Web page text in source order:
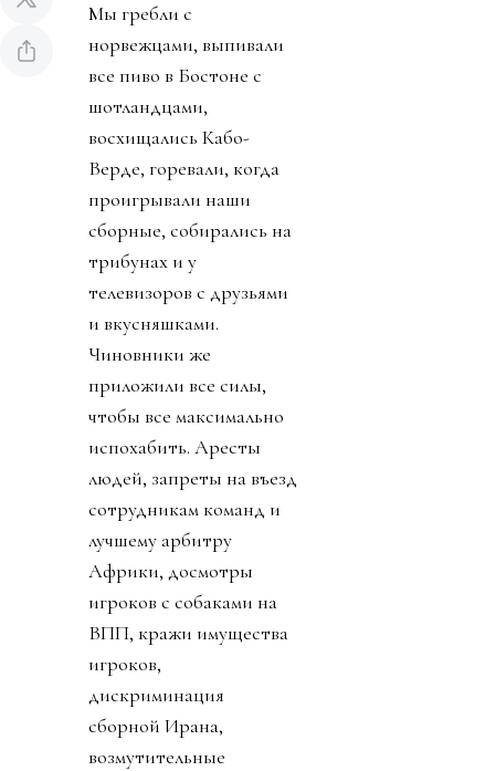
Мы гребли с
норвежцами, выпивали
все пиво в Бостоне с
шотландцами,
восхищались Кабо-
Верде, горевали, когда
проигрывали наши
сборные, собирались на
трибунах и у
телевизоров с друзьями
и вкусняшками.
Чиновники же
приложили все силы,
чтобы все максимально
испохабить. Аресты
людей, запреты на въезд
сотрудникам команд и
лучшему арбитру
Африки, досмотры
игроков с собаками на
ВПП, кражи имущества
игроков,
дискриминация
сборной Ирана,
возмутительные